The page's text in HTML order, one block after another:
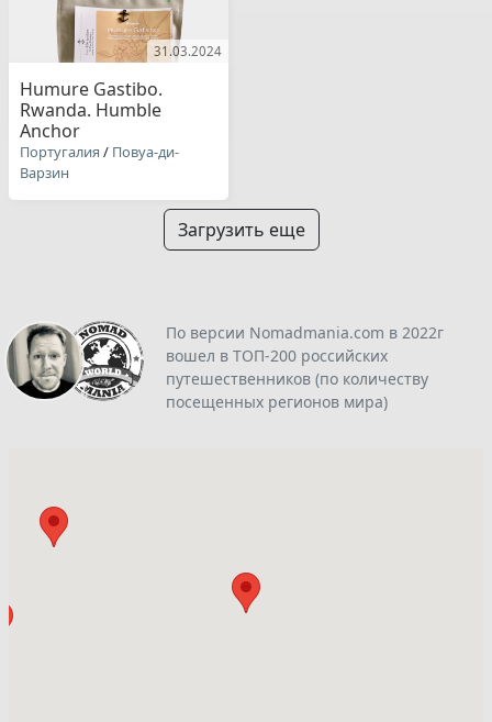
31.03.2024
Humure Gastibo.
Rwanda. Humble
Anchor
Португалия / Повуа-ди-
Варзин
Загрузить еще
По версии Nomadmania.com в 2022г
вошел в ТОП-200 российских
путешественников (по количеству
посещенных регионов мира)